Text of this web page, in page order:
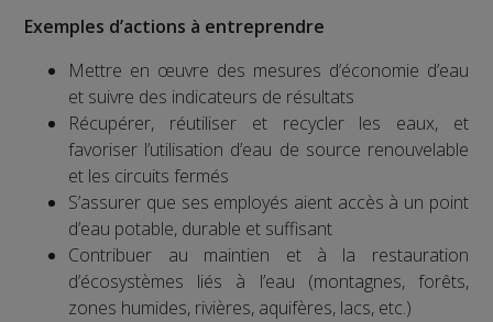
Exemples d’actions à entreprendre
Mettre en œuvre des mesures d’économie d’eau
et suivre des indicateurs de résultats
Récupérer, réutiliser et recycler les eaux, et
favoriser l’utilisation d’eau de source renouvelable
et les circuits fermés
S’assurer que ses employés aient accès à un point
d’eau potable, durable et suffisant
Contribuer au maintien et à la restauration
d’écosystèmes liés à l’eau (montagnes, forêts,
zones humides, rivières, aquifères, lacs, etc.)